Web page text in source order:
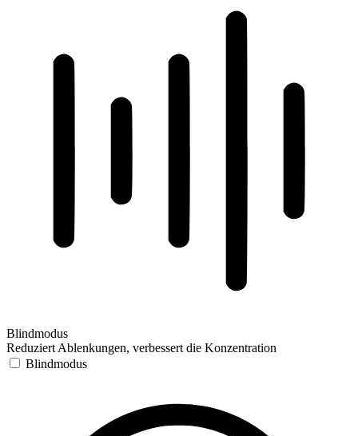
Blindmodus
Reduziert Ablenkungen, verbessert die Konzentration
Blindmodus